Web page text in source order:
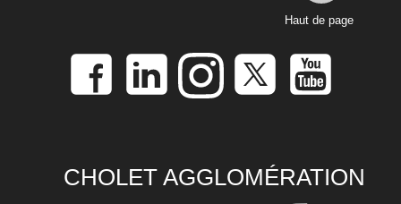
Haut de page
CHOLET AGGLOMÉRATION